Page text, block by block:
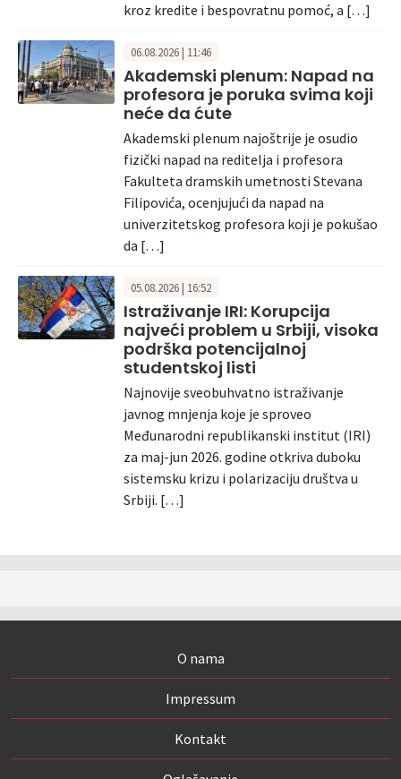
kroz kredite i bespovratnu pomoć, a […]
06.08.2026 | 11:46
Akademski plenum: Napad na
profesora je poruka svima koji
neće da ćute
Akademski plenum najoštrije je osudio
fizički napad na reditelja i profesora
Fakulteta dramskih umetnosti Stevana
Filipovića, ocenjujući da napad na
univerzitetskog profesora koji je pokušao
da […]
05.08.2026 | 16:52
Istraživanje IRI: Korupcija
najveći problem u Srbiji, visoka
podrška potencijalnoj
studentskoj listi
Najnovije sveobuhvatno istraživanje
javnog mnjenja koje je sproveo
Međunarodni republikanski institut (IRI)
za maj-jun 2026. godine otkriva duboku
sistemsku krizu i polarizaciju društva u
Srbiji. […]
O nama
Impressum
Kontakt